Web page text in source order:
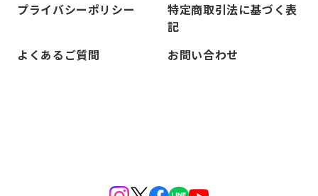
プライバシーポリシー
特定商取引法に基づく表
記
よくあるご質問
お問い合わせ